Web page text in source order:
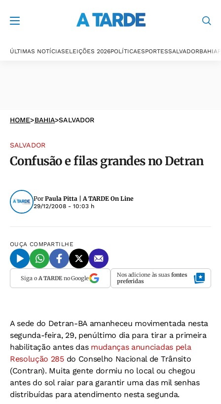
ÚLTIMAS NOTÍCIASELEIÇÕES 2026POLÍTICAESPORTESSALVADORBAHIA
HOME>BAHIA>SALVADOR
SALVADOR
Confusão e filas grandes no Detran
Por Paula Pitta | A TARDE On Line
29/12/2008 - 10:03 h
OUÇA COMPARTILHE
Siga o A TARDEno Google Nos adicione às suas fontes
preferidas
A sede do Detran-BA amanheceu movimentada nesta
segunda-feira, 29, penúltimo dia para tirar a primeira
habilitação antes das mudanças anunciadas pela
Resolução 285do Conselho Nacional de Trânsito
(Contran). Muita gente dormiu no local ou chegou
antes do sol raiar para garantir uma das mil senhas
distribuídas para atendimento nesta segunda.